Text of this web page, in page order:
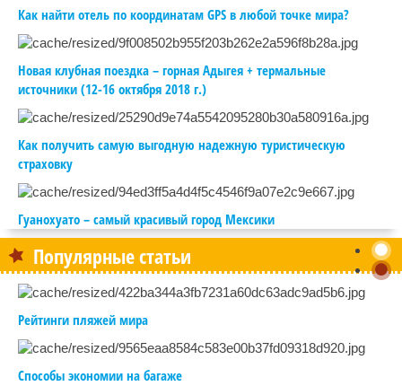
Как найти отель по координатам GPS в любой точке мира?
Новая клубная поездка – горная Адыгея + термальные
источники (12-16 октября 2018 г.)
Как получить самую выгодную надежную туристическую
страховку
Гуанохуато – самый красивый город Мексики
Популярные статьи
Рейтинги пляжей мира
Способы экономии на багаже